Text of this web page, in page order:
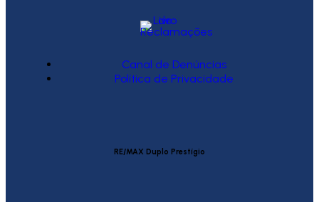
Canal de Denúncias
Política de Privacidade
RE/MAX Duplo Prestígio